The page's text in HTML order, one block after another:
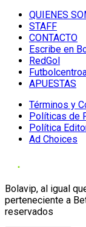
QUIENES
STAFF
CONTACTO
Escribe en
RedGol
APUESTAS
Términos y
Políticas de
Política
Ad Choices
Bolavip, al igual
perteneciente a
reservados